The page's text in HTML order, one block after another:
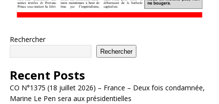
Rechercher
Rechercher
Recent Posts
CO N°1375 (18 juillet 2026) – France – Deux fois condamnée,
Marine Le Pen sera aux présidentielles